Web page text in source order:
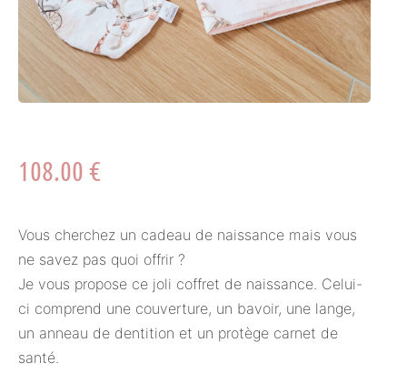
108.00 €
Vous cherchez un cadeau de naissance mais vous
ne savez pas quoi offrir ?
Je vous propose ce joli coffret de naissance. Celui-
ci comprend une couverture, un bavoir, une lange,
un anneau de dentition et un protège carnet de
santé.